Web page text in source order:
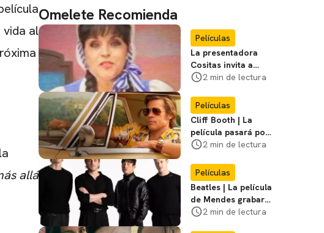
vida al
allá
Omelete Recomienda
Películas
La presentadora
Cositas invita a
visitar el
Miasma
2 min de lectura
Películas
Cliff Booth | La
película pasará por
nuevas filmaciones
2 min de lectura
Películas
Beatles | La película
de Mendes grabará
escenas en la
2 min de lectura